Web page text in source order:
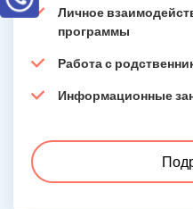
Личное
программы
Работа с
Информационные